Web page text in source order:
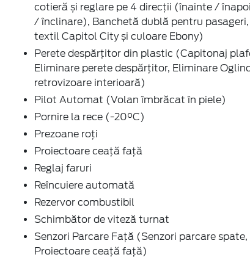
cotieră și reglare pe 4 direcții (înainte /
/ înclinare), Banchetă dublă pentru
textil Capitol City și culoare Ebony)
Perete despărțitor din plastic (Capitonaj
Eliminare perete despărțitor, Eliminare
retrovizoare interioară)
Pilot Automat (Volan îmbrăcat în piele)
Pornire la rece (-20°C)
Prezoane roți
Proiectoare ceaţă faţă
Reglaj faruri
Reîncuiere automată
Rezervor combustibil
Schimbător de viteză turnat
Senzori Parcare Faţă (Senzori parcare spate,
Proiectoare ceaţă faţă)